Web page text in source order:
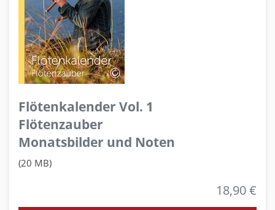
Flötenkalender Vol. 1
Flötenzauber
Monatsbilder und Noten
(20 MB)
18,90 €